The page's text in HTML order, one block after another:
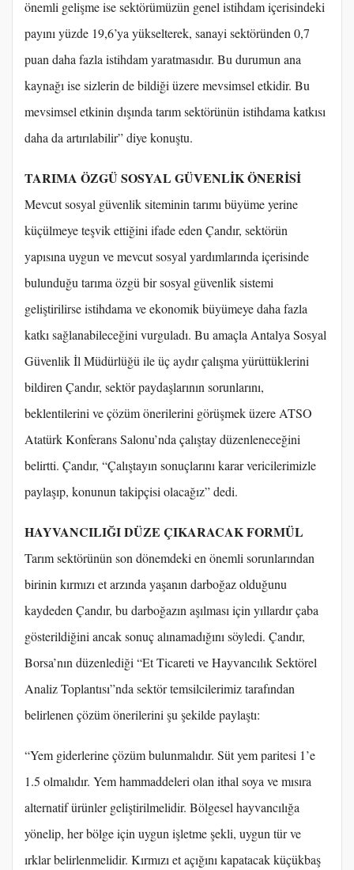
önemli gelişme ise sektörümüzün genel istihdam içerisindeki
payını yüzde 19,6’ya yükselterek, sanayi sektöründen 0,7
puan daha fazla istihdam yaratmasıdır. Bu durumun ana
kaynağı ise sizlerin de bildiği üzere mevsimsel etkidir. Bu
mevsimsel etkinin dışında tarım sektörünün istihdama katkısı
daha da artırılabilir” diye konuştu.
TARIMA ÖZGÜ SOSYAL GÜVENLİK ÖNERİSİ
Mevcut sosyal güvenlik siteminin tarımı büyüme yerine
küçülmeye teşvik ettiğini ifade eden Çandır, sektörün
yapısına uygun ve mevcut sosyal yardımlarında içerisinde
bulunduğu tarıma özgü bir sosyal güvenlik sistemi
geliştirilirse istihdama ve ekonomik büyümeye daha fazla
katkı sağlanabileceğini vurguladı. Bu amaçla Antalya Sosyal
Güvenlik İl Müdürlüğü ile üç aydır çalışma yürüttüklerini
bildiren Çandır, sektör paydaşlarının sorunlarını,
beklentilerini ve çözüm önerilerini görüşmek üzere ATSO
Atatürk Konferans Salonu’nda çalıştay düzenleneceğini
belirtti. Çandır, “Çalıştayın sonuçlarını karar vericilerimizle
paylaşıp, konunun takipçisi olacağız” dedi.
HAYVANCILIĞI DÜZE ÇIKARACAK FORMÜL
Tarım sektörünün son dönemdeki en önemli sorunlarından
birinin kırmızı et arzında yaşanın darboğaz olduğunu
kaydeden Çandır, bu darboğazın aşılması için yıllardır çaba
gösterildiğini ancak sonuç alınamadığını söyledi. Çandır,
Borsa’nın düzenlediği “Et Ticareti ve Hayvancılık Sektörel
Analiz Toplantısı”nda sektör temsilcilerimiz tarafından
belirlenen çözüm önerilerini şu şekilde paylaştı:
“Yem giderlerine çözüm bulunmalıdır. Süt yem paritesi 1’e
1.5 olmalıdır. Yem hammaddeleri olan ithal soya ve mısıra
alternatif ürünler geliştirilmelidir. Bölgesel hayvancılığa
yönelip, her bölge için uygun işletme şekli, uygun tür ve
ırklar belirlenmelidir. Kırmızı et açığını kapatacak küçükbaş